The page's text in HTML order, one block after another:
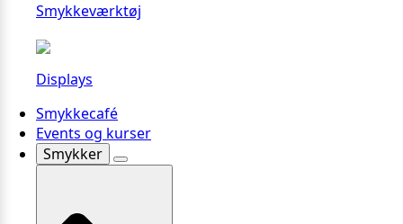
Smykkeværktøj
Displays
Smykkecafé
Events og kurser
Smykker